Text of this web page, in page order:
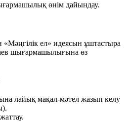
өнім дайындау.
«Мәңгілік ел» идеясын ұштастыра
шығармашылығына өз
лайық мақал-мәтел жазып келу